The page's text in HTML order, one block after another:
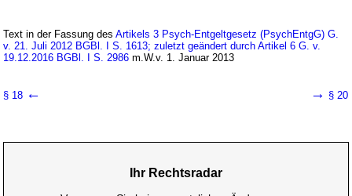
Text in der Fassung desArtikels 3 Psych-Entgeltgesetz (PsychEntgG) G.
v. 21. Juli 2012 BGBl. I S. 1613; zuletzt geändert durch Artikel 6 G. v.
19.12.2016 BGBl. I S. 2986 m.W.v. 1. Januar 2013
§ 18 ← → § 20
Ihr Rechtsradar